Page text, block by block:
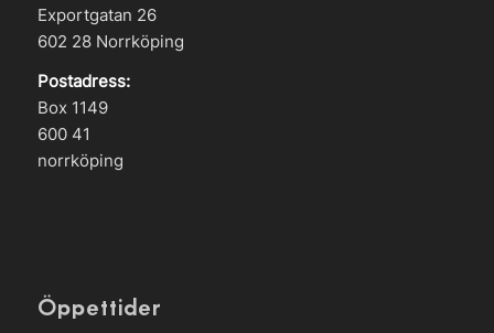
Exportgatan 26
602 28 Norrköping
Postadress:
Box 1149
600 41
norrköping
Öppettider